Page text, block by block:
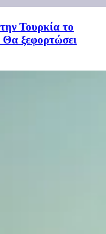
Τουρκία το
ξεφορτώσει